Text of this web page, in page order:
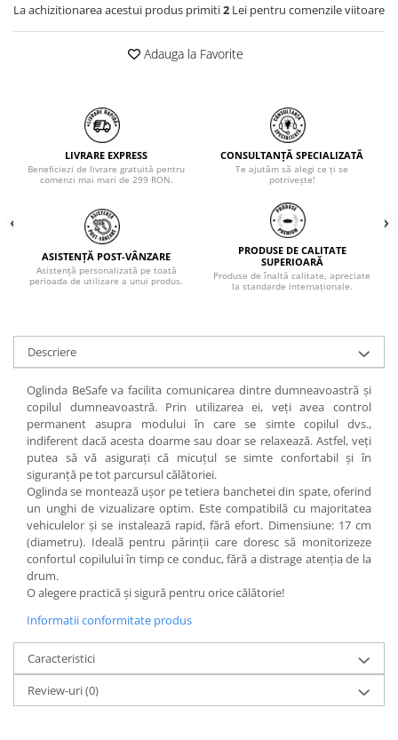
La achizitionarea acestui produs primiti2 Lei pentru comenzile viitoare
Adauga la Favorite
LIVRARE EXPRESS
Beneficiezi de livrare gratuită pentru
comenzi mai mari de 299 RON.
CONSULTANȚĂ SPECIALIZATĂ
Te ajutăm să alegi ce ți se
potrivește!
ASISTENȚĂ POST-VÂNZARE
Asistență personalizată pe toată
perioada de utilizare a unui produs.
PRODUSE DE CALITATE
SUPERIOARĂ
Produse de înaltă calitate, apreciate
la standarde internaționale.
Descriere
Oglinda BeSafe va facilita comunicarea dintre dumneavoastră și
copilul dumneavoastră. Prin utilizarea ei, veți avea control
permanent asupra modului în care se simte copilul dvs.,
indiferent dacă acesta doarme sau doar se relaxează. Astfel, veți
putea să vă asigurați că micuțul se simte confortabil și în
siguranță pe tot parcursul călătoriei.
Oglinda se montează ușor pe tetiera banchetei din spate, oferind
un unghi de vizualizare optim. Este compatibilă cu majoritatea
vehiculelor și se instalează rapid, fără efort. Dimensiune: 17 cm
(diametru). Ideală pentru părinții care doresc să monitorizeze
confortul copilului în timp ce conduc, fără a distrage atenția de la
drum.
O alegere practică și sigură pentru orice călătorie!
Informatii conformitate produs
Caracteristici
Review-uri(0)